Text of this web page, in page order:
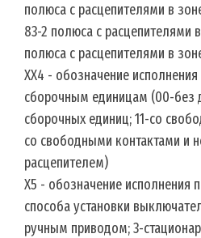
полюса с расцепителями в
83-2 полюса с расцепителями
полюса с расцепителями в
ХХ4 - обозначение
сборочным единицам (00-без
сборочных единиц; 11-со
со свободными контактами и
расцепителем)
Х5 - обозначение исполнения
способа установки
ручным приводом; 3-